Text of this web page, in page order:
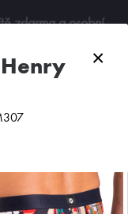
×
zdarma a osobní